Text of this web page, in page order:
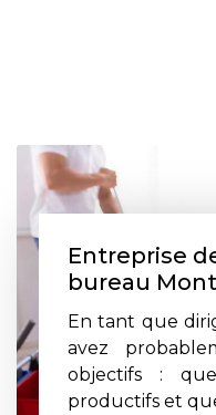
Entreprise
bureau
En tant que
avez
objectifs :
productifs et